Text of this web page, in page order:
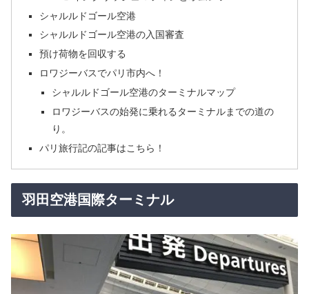
シャルルドゴール空港
シャルルドゴール空港の入国審査
預け荷物を回収する
ロワジーバスでパリ市内へ！
シャルルドゴール空港のターミナルマップ
ロワジーバスの始発に乗れるターミナルまでの道の
り。
パリ旅行記の記事はこちら！
羽田空港国際ターミナル